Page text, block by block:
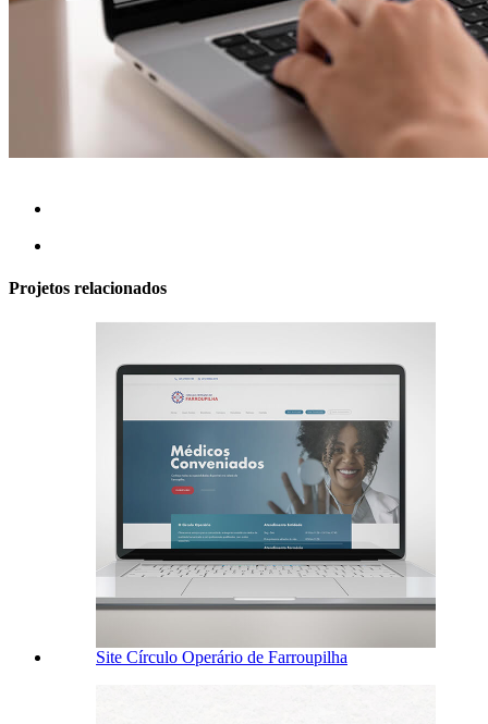
Projetos relacionados
Site Círculo Operário de Farroupilha